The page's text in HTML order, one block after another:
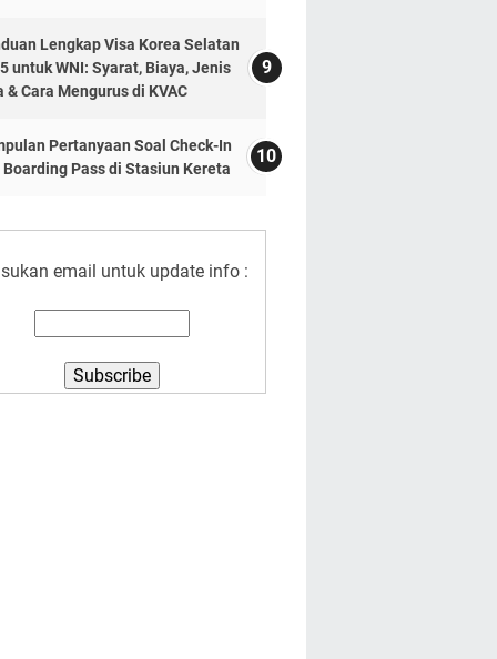
Lengkap Visa Korea Selatan
untuk WNI: Syarat, Biaya, Jenis
& Cara Mengurus di KVAC
Pertanyaan Soal Check-In
Boarding Pass di Stasiun Kereta
email untuk update info :